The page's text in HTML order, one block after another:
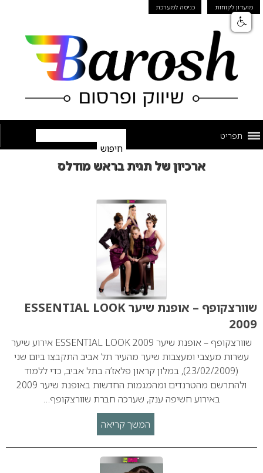
מועדון לקוחות כניסה למערכת
תפריט
ארכיון של תגית בראש מודלס
שוורצקופף – אופנת שיער ESSENTIAL LOOK
2009
שוורצקופף – אופנת שיער ESSENTIAL LOOK 2009 אירוע שיער
עשרות מעצבי ומעצבות שיער מהעיר תל אביב התקבצו ביום שני
(23/02/2009), במלון קראון פלאז’ה בתל אביב, כדי ללמוד
ולהתרשם מהטרנדים ומהמגמות החדשות באופנת שיער 2009
באירוע חשיפה ענק, שערכה חברת שוורצקופף…
המשך קריאה